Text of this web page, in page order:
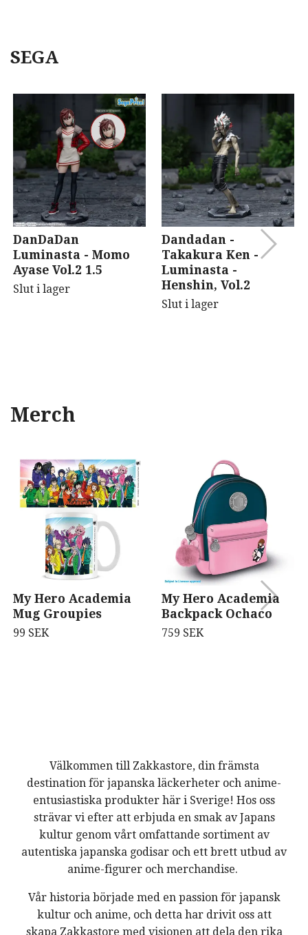
SEGA
DanDaDan
Luminasta - Momo
Ayase Vol.2 1.5
Slut i lager
Dandadan -
Takakura Ken -
Luminasta -
Henshin, Vol.2
Slut i lager
Merch
My Hero Academia
Mug Groupies
99 SEK
My Hero Academia
Backpack Ochaco
759 SEK
Välkommen till Zakkastore, din främsta
destination för japanska läckerheter och anime-
entusiastiska produkter här i Sverige! Hos oss
strävar vi efter att erbjuda en smak av Japans
kultur genom vårt omfattande sortiment av
autentiska japanska godisar och ett brett utbud av
anime-figurer och merchandise.
Vår historia började med en passion för japansk
kultur och anime, och detta har drivit oss att
skapa Zakkastore med visionen att dela den rika